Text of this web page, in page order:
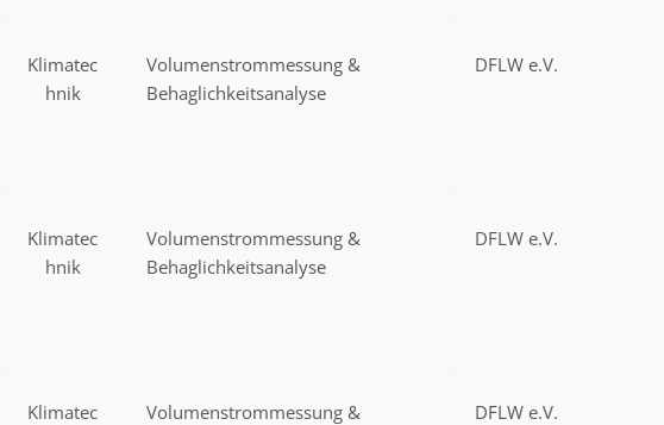
Klimatec
hnik
Volumenstrommessung &
Behaglichkeitsanalyse
DFLW e.V.
Klimatec
hnik
Volumenstrommessung &
Behaglichkeitsanalyse
DFLW e.V.
Klimatec
Volumenstrommessung &
DFLW e.V.